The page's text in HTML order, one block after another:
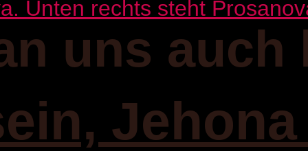
uns auch